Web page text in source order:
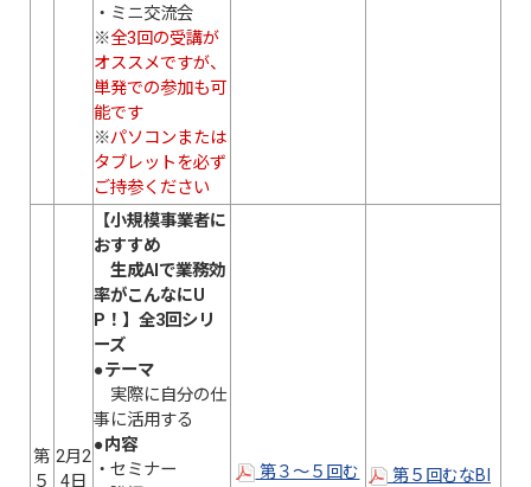
・ミニ交流会
※全3回の受講が
オススメですが、
単発での参加も可
能です
※パソコンまたは
タブレットを必ず
ご持参ください
第
５
2月2
4日
【小規模事業者に
おすすめ
生成AIで業務効
率がこんなにU
P！】全3回シリ
ーズ
●テーマ
実際に自分の仕
事に活用する
●内容
・セミナー
第３～５回む
第５回むなBI